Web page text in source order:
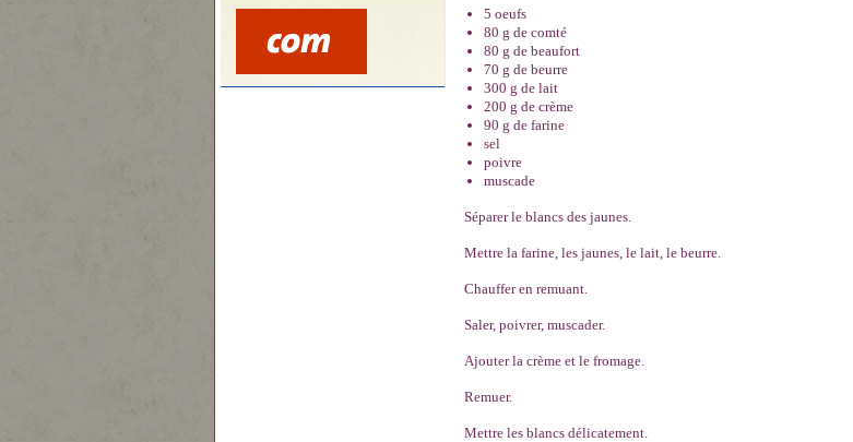
5 oeufs
80 g de comté
80 g de beaufort
70 g de beurre
300 g de lait
200 g de crème
90 g de farine
sel
poivre
muscade
Séparer le blancs des jaunes.
Mettre la farine, les jaunes, le lait, le beurre.
Chauffer en remuant.
Saler, poivrer, muscader.
Ajouter la crème et le fromage.
Remuer.
Mettre les blancs délicatement.